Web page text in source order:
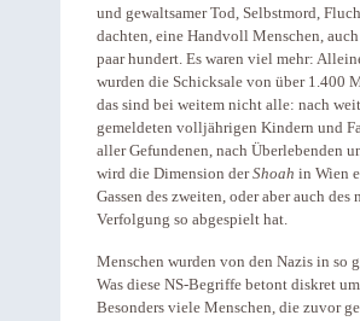
und gewaltsamer Tod, Selbstmord,
dachten, eine Handvoll Menschen,
paar hundert. Es waren viel mehr:
wurden die Schicksale von über 1.400
das sind bei weitem nicht alle: nach
gemeldeten volljährigen Kindern und
aller Gefundenen, nach Überlebenden
wird die Dimension derShoah in Wien
Gassen des zweiten, oder aber auch
Verfolgung so abgespielt hat.
Menschen wurden von den Nazis in so
Was diese NS-Begriffe betont diskret
Besonders viele Menschen, die zuvor